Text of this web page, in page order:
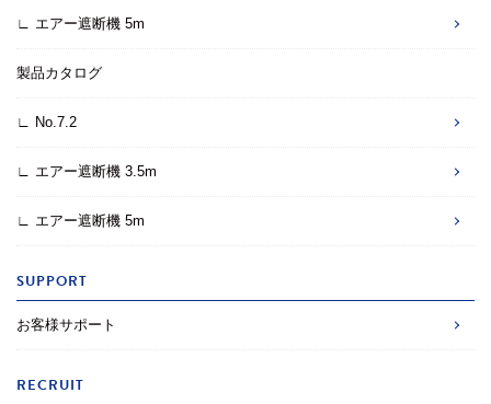
∟ エアー遮断機 5m
製品カタログ
∟ No.7.2
∟ エアー遮断機 3.5m
∟ エアー遮断機 5m
SUPPORT
お客様サポート
RECRUIT